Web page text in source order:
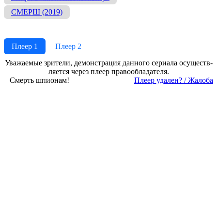
СМЕРШ (2019)
Плеер 1
Плеер 2
Ува­жае­мые зри­те­ли, де­мон­ст­ра­ция дан­но­го се­риа­ла осу­ще­ст­в­
ля­ет­ся че­рез пле­ер пра­во­об­ла­да­те­ля.
Смерть шпионам!
Пле­ер уда­лен? / Жа­ло­ба